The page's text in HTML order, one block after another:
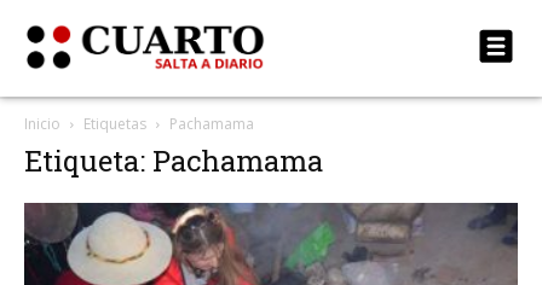
Inicio Etiquetas Pachamama
Etiqueta: Pachamama